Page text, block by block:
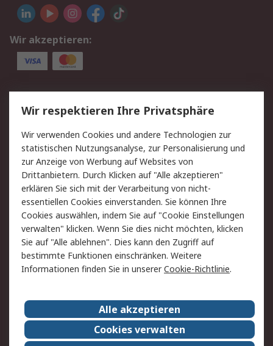
Wir akzeptieren:
Service
Value Added Services
Lieferlösungen
Rücksendung/Entsorgung Kontakt
Hilfe
Rechtliches
RS Verkaufs- und
Lieferbedingungen
Datenschutz
Cookie-Richtlinie
Zahlungsbedingungen
Impressum
Webseite Konditionen
RS weltweit
Karriere bei RS
Nachhaltigkeit
Wir respektieren Ihre Privatsphäre
Wir verwenden Cookies und andere Technologien zur
statistischen Nutzungsanalyse, zur Personalisierung und
zur Anzeige von Werbung auf Websites von
Drittanbietern. Durch Klicken auf "Alle akzeptieren"
erklären Sie sich mit der Verarbeitung von nicht-
essentiellen Cookies einverstanden. Sie können Ihre
Cookies auswählen, indem Sie auf "Cookie Einstellungen
verwalten" klicken. Wenn Sie dies nicht möchten, klicken
Sie auf "Alle ablehnen". Dies kann den Zugriff auf
bestimmte Funktionen einschränken. Weitere
Informationen finden Sie in unsererCookie-Richtlinie.
Alle akzeptieren
Cookies verwalten